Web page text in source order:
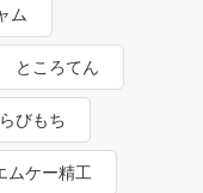
ム
ところてん
びもち
ムケー精工